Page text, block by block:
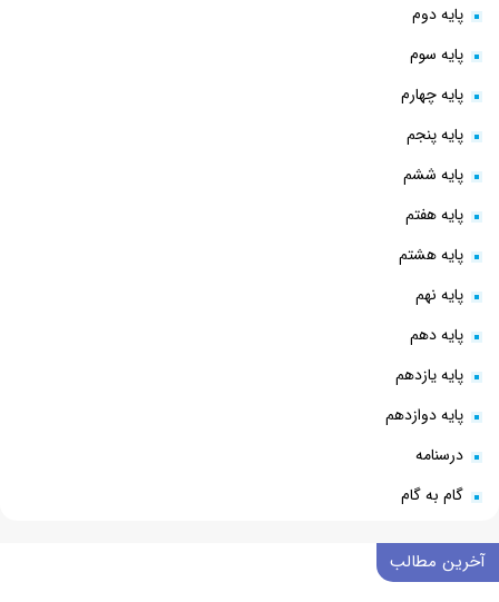
پایه دوم
پایه سوم
پایه چهارم
پایه پنجم
پایه ششم
پایه هفتم
پایه هشتم
پایه نهم
پایه دهم
پایه یازدهم
پایه دوازدهم
درسنامه
گام به گام
آخرین مطالب